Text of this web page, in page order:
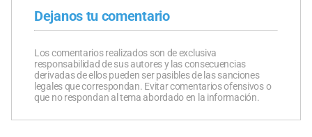
Dejanos tu comentario
Los comentarios realizados son de exclusiva
responsabilidad de sus autores y las consecuencias
derivadas de ellos pueden ser pasibles de las sanciones
legales que correspondan. Evitar comentarios ofensivos o
que no respondan al tema abordado en la información.